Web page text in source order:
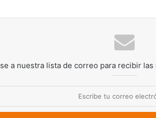
a nuestra lista de correo para recibir